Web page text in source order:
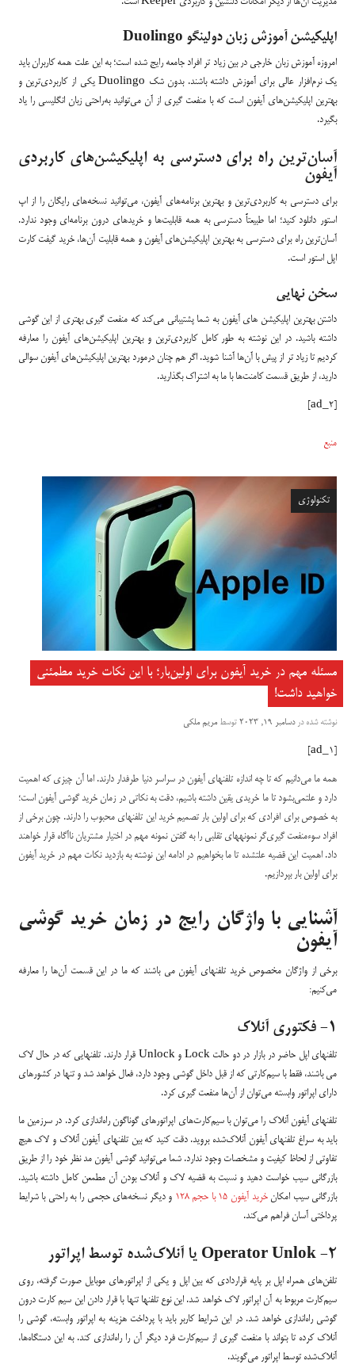
اپلیکیشن آموزش زبان دولینگو Duolingo
امروزه آموزش زبان خارجی در بین زیاد تر افراد جامعه رایج شده است؛ به این علت همه کاربران باید
یک نرم‌افزار عالی برای آموزش داشته باشند. بدون شک Duolingo یکی از کاربردی‌ترین و
بهترین اپلیکیشن‌های آیفون است که با منفعت گیری از آن می‌توانید به‌راحتی زبان انگلیسی را یاد
بگیرد.
آسان‌ترین راه برای دسترسی به اپلیکیشن‌های کاربردی
آیفون
برای دسترسی به کاربردی‌ترین و بهترین برنامه‌های آیفون، می‌توانید نسخه‌های رایگان را از اپ
استور دانلود کنید؛ اما طبیعتاً دسترسی به همه قابلیت‌ها و خریدهای درون برنامه‌ای وجود ندارد.
آسان‌ترین راه برای دسترسی به بهترین اپلیکیشن‌های آیفون و همه قابلیت آن‌ها، خرید گیفت کارت
اپل استور است.
سخن نهایی
داشتن بهترین اپلیکیشن های آیفون به شما پشتیبانی می‌کند که منفعت گیری بهتری از این گوشی
داشته باشید. در این نوشته به طور کامل کاربردی‌ترین و بهترین اپلیکیشن‌های آیفون را معارفه
کردیم تا زیاد تر از پیش با آن‌ها آشنا شوید. اگر هم چنان درمورد بهترین اپلیکیشن‌های آیفون سوالی
دارید، از طریق قسمت کامنت‌ها با ما به اشتراک بگذارید.
منبع
تکنولوژی
مسئله مهم در خرید آیفون برای اولین‌بار؛ با این نکات خرید مطمئنی
خواهید داشت!
نوشته شده دردسامبر 19, 2023 توسطمریم ملکی
همه ما می‌دانیم که تا چه اندازه تلفنهای آیفون در سراسر دنیا طرفدار دارند. اما آن چیزی که اهمیت
دارد و علتمی‌بشود تا ما خریدی یقین داشته باشیم، دقت به نکاتی در زمان خرید گوشی آیفون است؛
به خصوص برای افرادی که برای اولین بار تصمیم خرید این تلفنهای محبوب را دارند. چون برخی از
افراد سوء‌منفعت گیری‌گر نمونه‎های تقلبی را به گفتن نمونه مهم در اختیار مشتریان ناآگاه قرار خواهند
داد. اهمیت این قضیه علتشده تا ما بخواهیم در ادامه این نوشته به بازدید نکات مهم در خرید آیفون
برای اولین بار بپردازیم.
آشنایی با واژگان رایج در زمان خرید گوشی
آیفون
برخی از واژگان مخصوص خرید تلفنهای آیفون می باشند که ما در این قسمت آن‌ها را معارفه
می‌کنیم:
1- فکتوری آنلاک
تلفنهای اپل حاضر در بازار در دو حالت Lock و Unlock قرار دارند. تلفنهایی که در حال لاک
می باشند، فقط با سیم‌کارتی که از قبل داخل گوشی وجود دارد، فعال خواهد شد و تنها در کشورهای
دارای اپراتور وابسته می‌توان از آن‌ها منفعت گیری کرد.
تلفنهای آیفون آنلاک را می‌توان با سیم‌کارت‌های اپراتورهای گوناگون راه‌اندازی کرد. در سرزمین ما
باید به سراغ تلفنهای آیفون آنلاک‌شده بروید. دقت کنید که بین تلفنهای آیفون آنلاک و لاک هیچ
تفاوتی از لحاظ کیفیت و مشخصات وجود ندارد. شما می‌توانید گوشی آیفون مد نظر خود را از طریق
بازرگانی سیب خواست دهید و نسبت به قضیه لاک و آنلاک بودن آن مطمعن کامل داشته باشید.
بازرگانی سیب امکانخرید آیفون 15 با حجم 128
و دیگر نسخه‌های حجمی را به ‌راحتی با شرایط
پرداختی آسان فراهم می‌کند.
2- Operator Unlok یا آنلاک‌شده توسط اپراتور
تلفن‌های همراه اپل بر پایه قراردادی که بین اپل و یکی از اپراتورهای موبایل صورت گرفته، روی
سیم‌کارت مربوط به آن اپراتور لاک خواهد شد. این نوع تلفنها تنها با قرار دادن این سیم کارت درون
گوشی راه‌اندازی خواهد شد. در این شرایط کاربر باید با پرداخت هزینه به اپراتور وابسته، گوشی را
آنلاک کرده تا بتواند با منفعت گیری از سیم‌کارت فرد دیگر آن را راه‌اندازی کند. به این دستگاه‌ها،
آنلاک‌شده توسط اپراتور می‌گویند.